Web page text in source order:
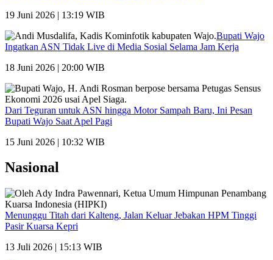
19 Juni 2026 | 13:19 WIB
Bupati Wajo
Ingatkan ASN Tidak Live di Media Sosial Selama Jam Kerja
18 Juni 2026 | 20:00 WIB
Dari Teguran untuk ASN hingga Motor Sampah Baru, Ini Pesan
Bupati Wajo Saat Apel Pagi
15 Juni 2026 | 10:32 WIB
Nasional
Menunggu Titah dari Kalteng, Jalan Keluar Jebakan HPM Tinggi
Pasir Kuarsa Kepri
13 Juli 2026 | 15:13 WIB